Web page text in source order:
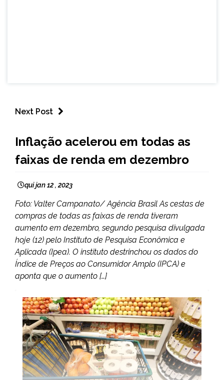
Next Post
NOTÍCIAS
Inflação acelerou em todas as
faixas de renda em dezembro
qui jan 12 , 2023
Foto: Valter Campanato/ Agência Brasil As cestas de
compras de todas as faixas de renda tiveram
aumento em dezembro, segundo pesquisa divulgada
hoje (12) pelo Instituto de Pesquisa Econômica e
Aplicada (Ipea). O instituto destrinchou os dados do
Índice de Preços ao Consumidor Amplo (IPCA) e
aponta que o aumento […]